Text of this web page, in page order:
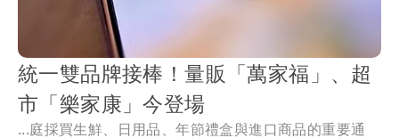
統一雙品牌接棒！量販「萬家福」、超
市「樂家康」今登場
...庭採買生鮮、日用品、年節禮盒與進口商品的重要通